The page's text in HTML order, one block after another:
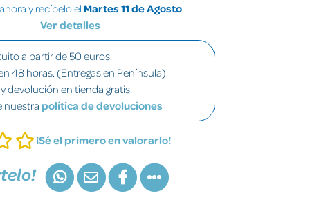
y recíbelo el Martes 11 de Agosto
Ver detalles
a partir de 50 euros.
48 horas. (Entregas en Península)
devolución en tienda gratis.
nuestra política de devoluciones
¡Sé el primero en valorarlo!